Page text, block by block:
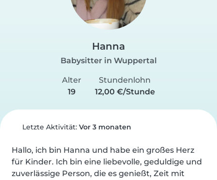
Hanna
Babysitter in Wuppertal
Alter
19
Stundenlohn
12,00 €/Stunde
Letzte Aktivität: Vor 3 monaten
Hallo, ich bin Hanna und habe ein großes Herz
für Kinder. Ich bin eine liebevolle, geduldige und
zuverlässige Person, die es genießt, Zeit mit